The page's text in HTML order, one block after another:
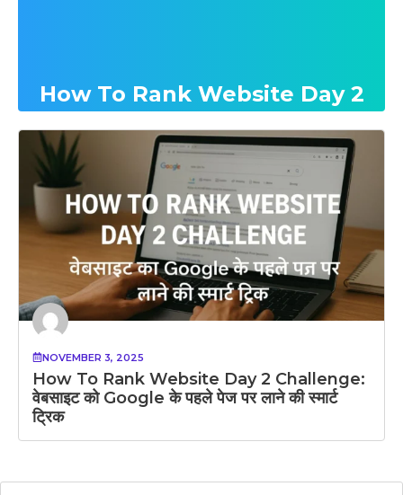
How To Rank Website Day 2
NOVEMBER 3, 2025
How To Rank Website Day 2 Challenge:
वेबसाइट को Google के पहले पेज पर लाने की स्मार्ट
ट्रिक